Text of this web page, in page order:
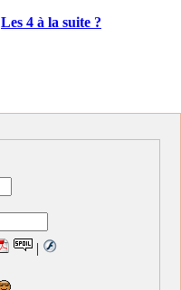
Les 4 à la suite ?
|